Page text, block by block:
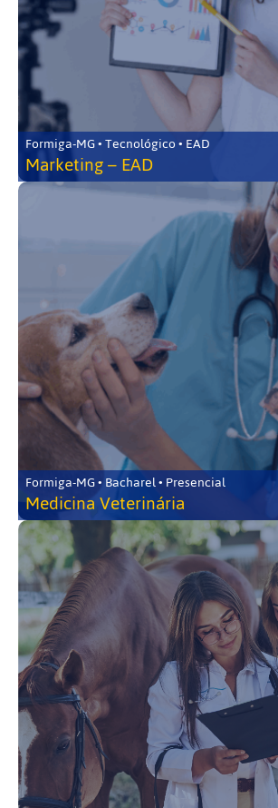
Formiga-MG • Tecnológico • EAD
Marketing – EAD
Formiga-MG • Bacharel • Presencial
Medicina Veterinária